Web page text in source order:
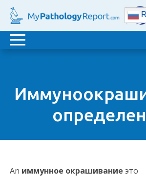
Переключение
An иммунное окрашивание это